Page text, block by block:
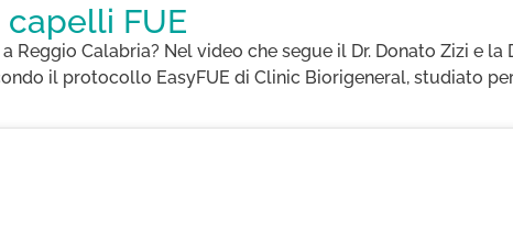
FUE
Calabria? Nel video che segue il Dr. Donato Zizi e la
il protocollo EasyFUE di Clinic Biorigeneral, studiato